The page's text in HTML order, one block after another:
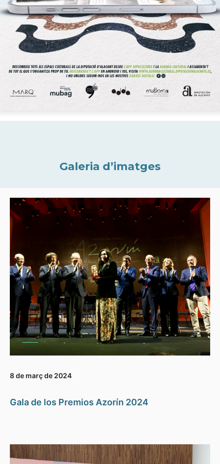
Galeria d’imatges
8 de març de 2024
Gala de los Premios Azorín 2024